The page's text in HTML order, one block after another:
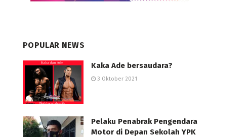
POPULAR NEWS
Kaka Ade bersaudara?
3 Oktober 2021
Pelaku Penabrak Pengendara
Motor di Depan Sekolah YPK